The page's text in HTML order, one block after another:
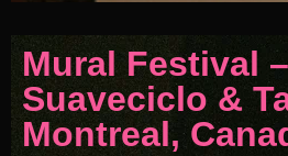
Mural Festival –
Suaveciclo &
Montreal,